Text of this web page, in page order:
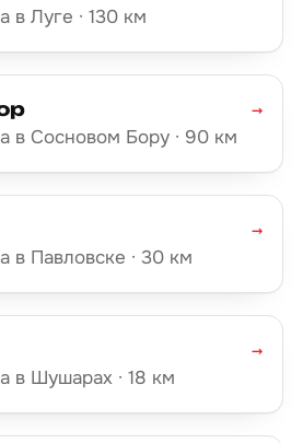
в Луге · 130 км
в Сосновом Бору · 90 км
→
в Павловске · 30 км
→
в Шушарах · 18 км
→